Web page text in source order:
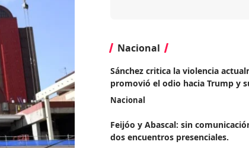
Nacional
Sánchez critica la violencia
promovió el odio hacia Trump y
Nacional
Feijóo y Abascal: sin
dos encuentros presenciales.